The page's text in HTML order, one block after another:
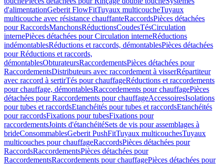
d'alimentationGeberit FlowFitTuyaux multicoucheTuyaux
multicouche avec résistance chauffanteRaccordsPièces détachées
pour RaccordsManchonsRéductionsCoudesTésCirculation
internePièces détachées pour Circulation interneRéductions
indémontablesRéductions et raccords, démontablesPièces détachées
pour Réductions et raccords,
démontablesObturateursRaccordementsPièces détachées pour
RaccordementsDistributeurs avec raccordement à visserRépartiteur
avec raccord à sertirTés pour chauffageRéductions et raccordements
pour chauffage, démontablesRaccordements pour chauffagePièces
détachées pour Raccordements pour chauffageAccessoiresIsolations
pour tubes et raccordsEtanchéités pour tubes et raccordsEtanchéités
pour raccordsFixations pour tubesFixations pour
raccordementsJoints d'étanchéitéSets de vis pour assemblages à
brideConsommablesGeberit PushFitTuyaux multicouchesTuyaux
multicouches pour chauffageRaccordsPièces détachées pour
RaccordsRaccordementsPièces détachées pour
RaccordementsRaccordements pour chauffagePièces détachées pour